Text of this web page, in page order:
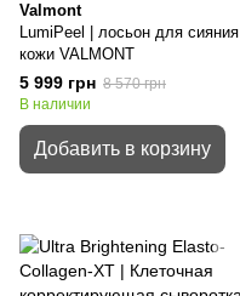
Valmont
LumiPeel | лосьон для сияния
кожи VALMONT
5 999 грн 8 570 грн
В наличии
Добавить в корзину